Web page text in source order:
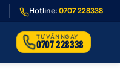
Giảm 50.000₫ phí vận
Hotline: 0707 228338
TƯ VẤN NGAY
0707 228338